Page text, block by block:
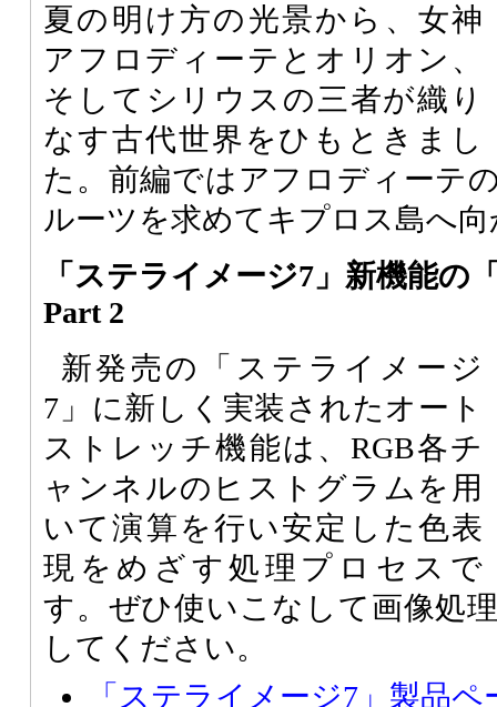
夏の明け方の光景から、女神
アフロディーテとオリオン、
そしてシリウスの三者が織り
なす古代世界をひもときまし
た。前編ではアフロディーテ
ルーツを求めてキプロス島へ
「ステライメージ7」新機能の
Part 2
新発売の「ステライメージ
7」に新しく実装されたオート
ストレッチ機能は、RGB各チ
ャンネルのヒストグラムを用
いて演算を行い安定した色表
現をめざす処理プロセスで
す。ぜひ使いこなして画像処
してください。
「ステライメージ7」製品ペ